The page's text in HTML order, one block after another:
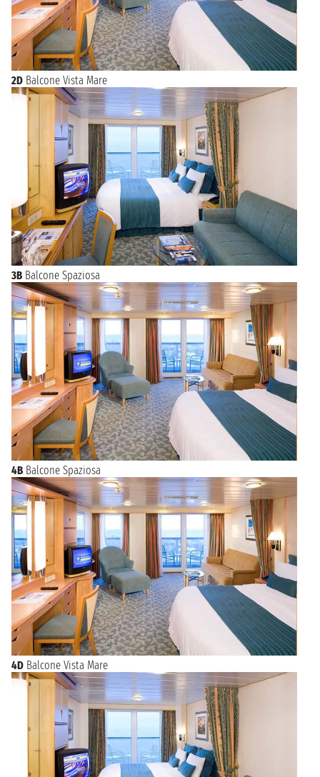
2D Balcone Vista Mare
3B Balcone Spaziosa
4B Balcone Spaziosa
4D Balcone Vista Mare